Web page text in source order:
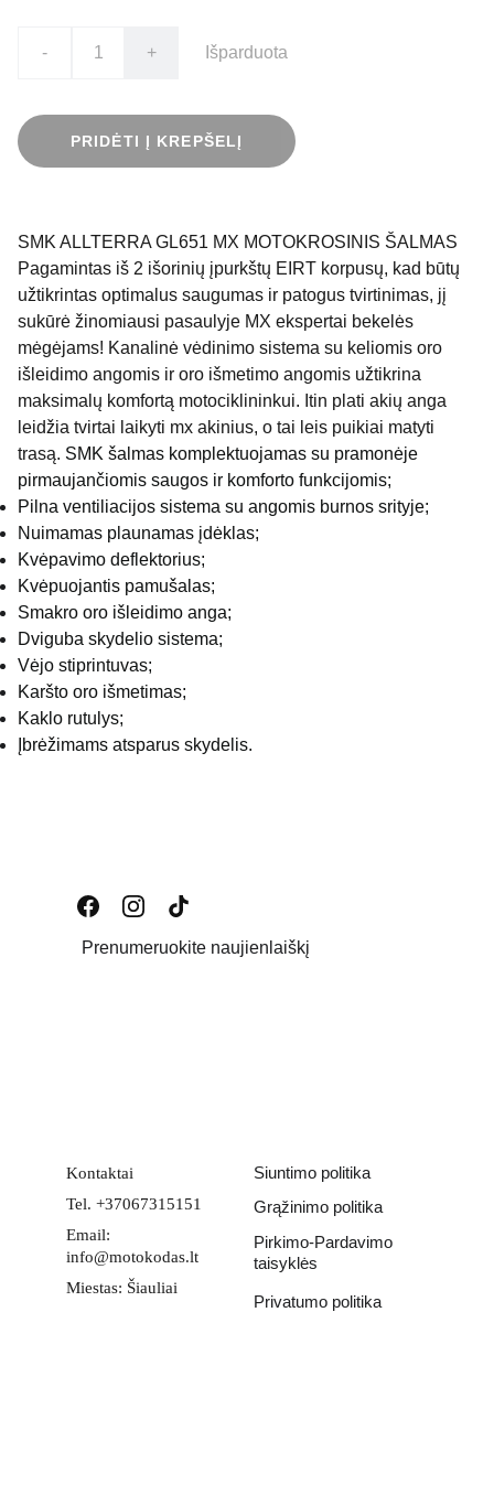
- + Išparduota
PRIDĖTI Į KREPŠELĮ
SMK ALLTERRA GL651 MX MOTOKROSINIS ŠALMAS
Pagamintas iš 2 išorinių įpurkštų EIRT korpusų, kad būtų
užtikrintas optimalus saugumas ir patogus tvirtinimas, jį
sukūrė žinomiausi pasaulyje MX ekspertai bekelės
mėgėjams! Kanalinė vėdinimo sistema su keliomis oro
išleidimo angomis ir oro išmetimo angomis užtikrina
maksimalų komfortą motociklininkui. Itin plati akių anga
leidžia tvirtai laikyti mx akinius, o tai leis puikiai matyti
trasą. SMK šalmas komplektuojamas su pramonėje
pirmaujančiomis saugos ir komforto funkcijomis;
Pilna ventiliacijos sistema su angomis burnos srityje;
Nuimamas plaunamas įdėklas;
Kvėpavimo deflektorius;
Kvėpuojantis pamušalas;
Smakro oro išleidimo anga;
Dviguba skydelio sistema;
Vėjo stiprintuvas;
Karšto oro išmetimas;
Kaklo rutulys;
Įbrėžimams atsparus skydelis.
Prenumeruokite naujienlaiškį
Kontaktai
Tel. +37067315151
Email:
info@motokodas.lt
Miestas: Šiauliai
Siuntimo politika
Grąžinimo politika
Pirkimo-Pardavimo
taisyklės
Privatumo politika